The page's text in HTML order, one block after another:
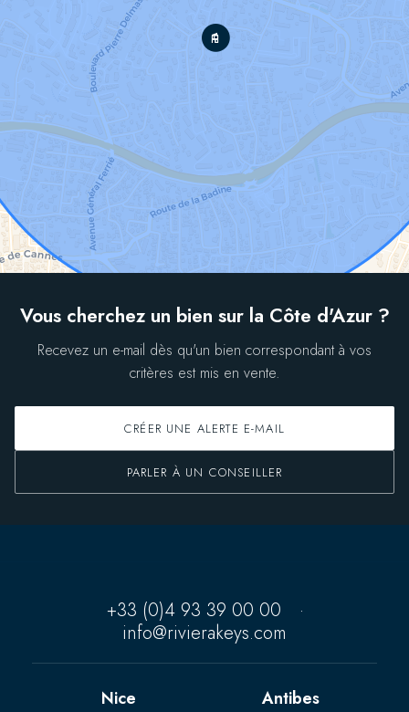
Vous cherchez un bien sur la Côte d'Azur ?
Recevez un e-mail dès qu'un bien correspondant à vos
critères est mis en vente.
CRÉER UNE ALERTE E-MAIL
PARLER À UN CONSEILLER
+33 (0)4 93 39 00 00
·
info@rivierakeys.com
Nice Antibes